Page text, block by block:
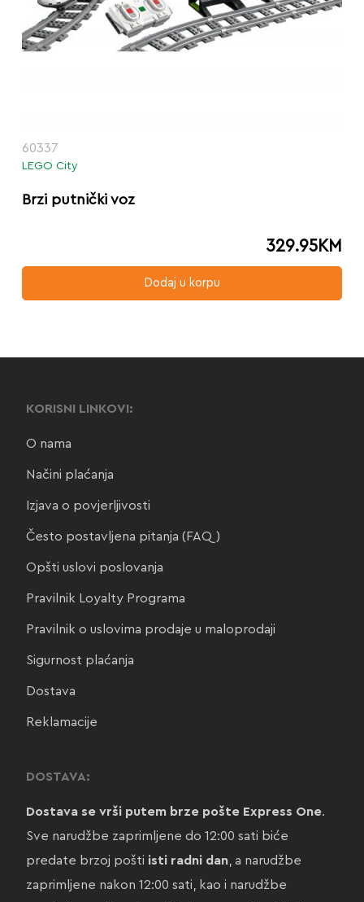
60337
LEGO City
Brzi putnički voz
329.95KM
Dodaj u korpu
KORISNI LINKOVI:
O nama
Načini plaćanja
Izjava o povjerljivosti
Često postavljena pitanja (FAQ)
Opšti uslovi poslovanja
Pravilnik Loyalty Programa
Pravilnik o uslovima prodaje u maloprodaji
Sigurnost plaćanja
Dostava
Reklamacije
DOSTAVA:
Dostava se vrši putem brze pošte Express One.
Sve narudžbe zaprimljene do 12:00 sati biće
predate brzoj pošti isti radni dan, a narudžbe
zaprimljene nakon 12:00 sati, kao i narudžbe